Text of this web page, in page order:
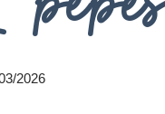
2026